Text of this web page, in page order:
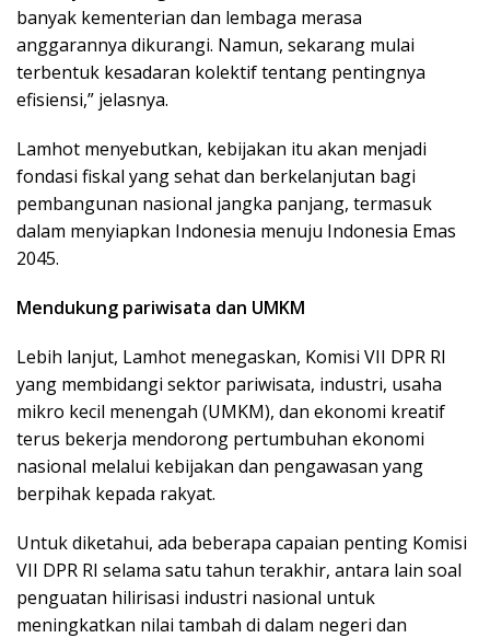
banyak kementerian dan lembaga merasa
anggarannya dikurangi. Namun, sekarang mulai
terbentuk kesadaran kolektif tentang pentingnya
efisiensi,” jelasnya.
Lamhot menyebutkan, kebijakan itu akan menjadi
fondasi fiskal yang sehat dan berkelanjutan bagi
pembangunan nasional jangka panjang, termasuk
dalam menyiapkan Indonesia menuju Indonesia Emas
2045.
Mendukung pariwisata dan UMKM
Lebih lanjut, Lamhot menegaskan, Komisi VII DPR RI
yang membidangi sektor pariwisata, industri, usaha
mikro kecil menengah (UMKM), dan ekonomi kreatif
terus bekerja mendorong pertumbuhan ekonomi
nasional melalui kebijakan dan pengawasan yang
berpihak kepada rakyat.
Untuk diketahui, ada beberapa capaian penting Komisi
VII DPR RI selama satu tahun terakhir, antara lain soal
penguatan hilirisasi industri nasional untuk
meningkatkan nilai tambah di dalam negeri dan